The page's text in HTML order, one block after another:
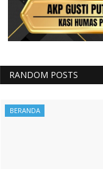
RANDOM POSTS
BERANDA